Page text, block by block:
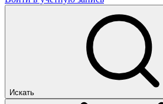
Искать